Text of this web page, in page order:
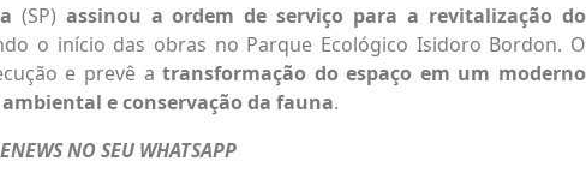
(SP) assinou a ordem de serviço para a revitalização do
o início das obras no Parque Ecológico Isidoro Bordon. O
e prevê atransformação do espaço em um moderno
e conservação da fauna.
NO SEU WHATSAPP